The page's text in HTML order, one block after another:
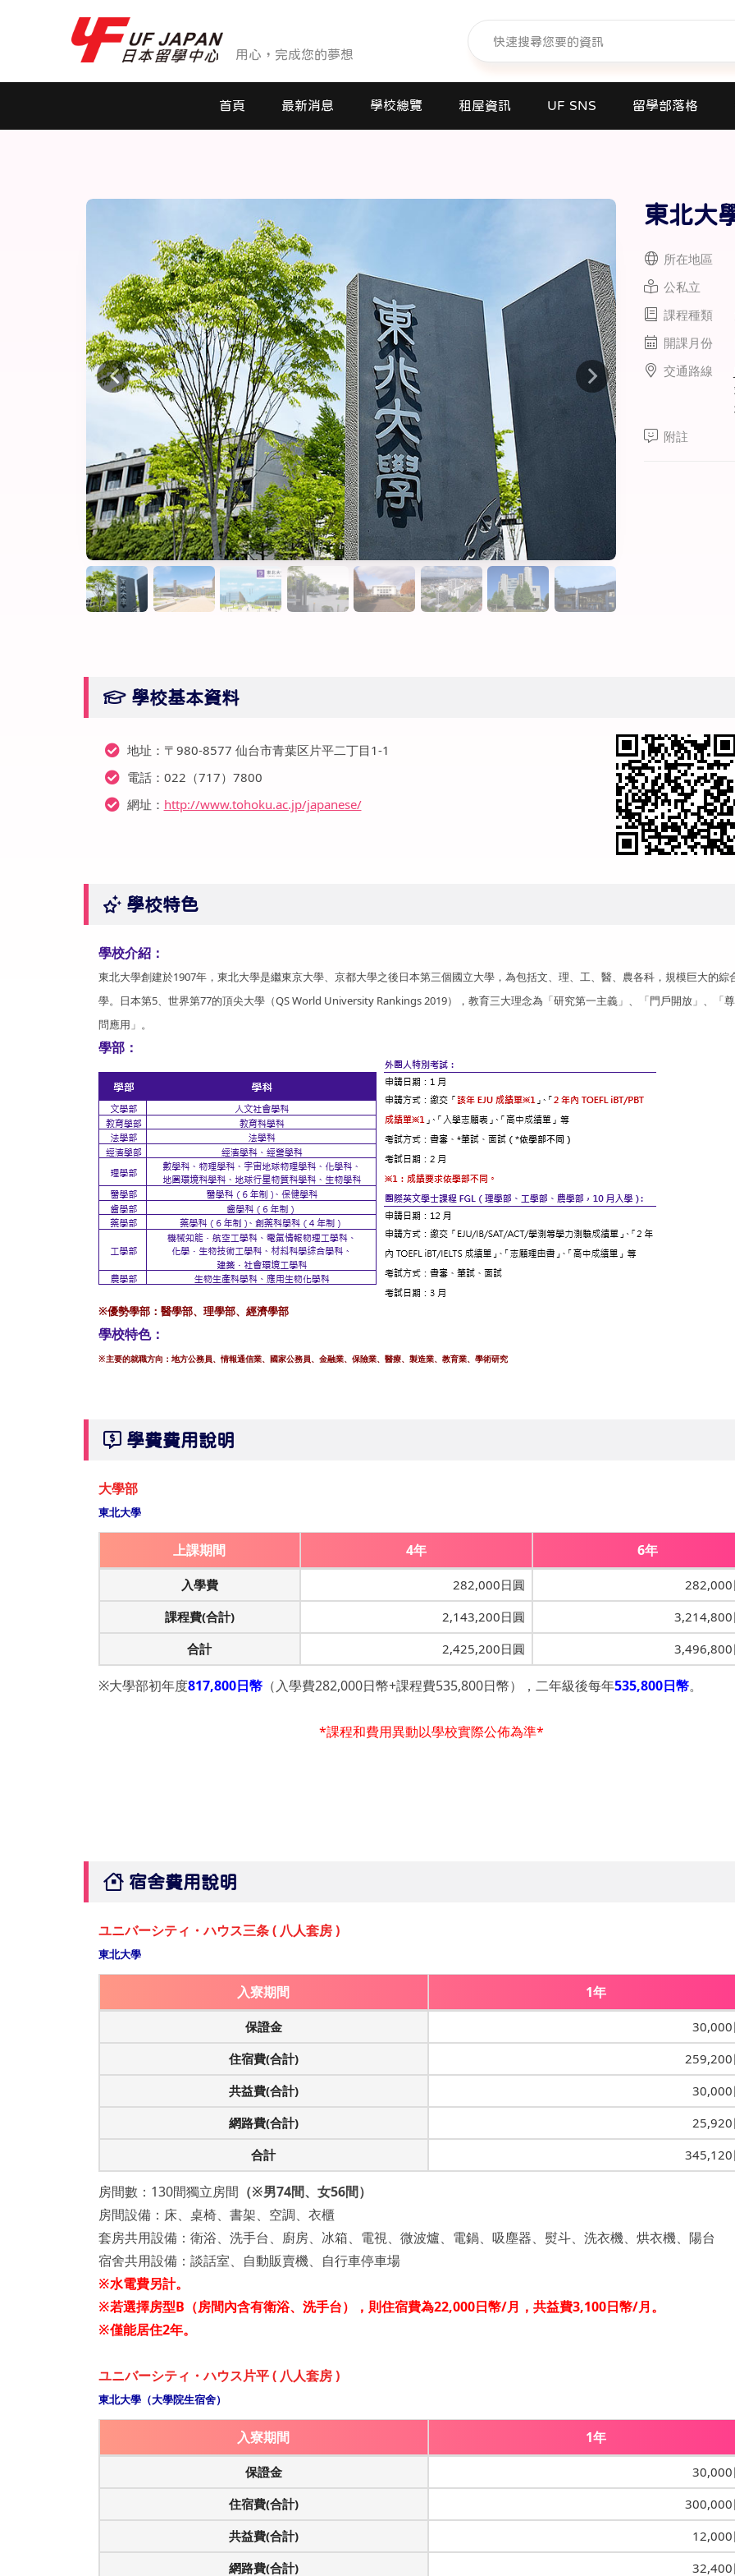
用心，完成您的夢想
首頁 最新消息 學校總覽
大學
研究所
商業日文課程
線上課程
寒暑假遊學套裝課程
打工度假
租屋資訊 UF SNS 留學部落格
東北大
所在地區
公私立
課程種類
開課月份
交通路線
附註
學校基本資料
地址：〒980-8577 仙台市青葉区片平二丁目1-1
電話：022（717）7800
網址： http://www.tohoku.ac.jp/japanese/
學校特色
學校介紹：
東北大學創建於1907年，東北大學是繼東京大學、京都大學之後日本第三個國立大學，為包括文、理、工、醫、農各科，規模巨大的綜
學。日本第5、世界第77的頂尖大學（QS World University Rankings 2019），教育三大理念為「研究第一主義」、「門戶開放」、「
問應用」。
學部：
※優勢學部：醫學部、理學部、經濟學部
學校特色：
※主要的就職方向：地方公務員、情報通信業、國家公務員、金融業、保險業、醫療、製造業、教育業、學術研究
學費費用說明
大學部
東北大學
上課期間 4年 6年
入學費 282,000日圓
282,000
課程費(合計)
2,143,200日圓
3,214,800
合計
2,425,200日圓 3,496,800
※大學部初年度817,800日幣（入學費282,000日幣+課程費535,800日幣），二年級後每年535,800日幣。
*課程和費用異動以學校實際公佈為準*
宿舍費用說明
ユニバーシティ・ハウス三条 ( 八人套房 )
東北大學
入寮期間 1年
保證金
30,000
住宿費(合計)
259,200
共益費(合計)
30,000
網路費(合計)
25,920
合計
345,120
房間數：130間獨立房間 （※男74間、女56間）
房間設備：床、桌椅、書架、空調、衣櫃
套房共用設備：衛浴、洗手台、廚房、冰箱、電視、微波爐、電鍋、吸塵器、熨斗、洗衣機、烘衣機、陽台
宿舍共用設備：談話室、自動販賣機、自行車停車場
※水電費另計。
※若選擇房型B（房間內含有衛浴、洗手台），則住宿費為22,000日幣/月，共益費3,100日幣/月。
※僅能居住2年。
ユニバーシティ・ハウス片平 ( 八人套房 )
東北大學（大學院生宿舍）
入寮期間 1年
保證金
30,000
住宿費(合計)
300,000
共益費(合計)
12,000
網路費(合計)
32,400